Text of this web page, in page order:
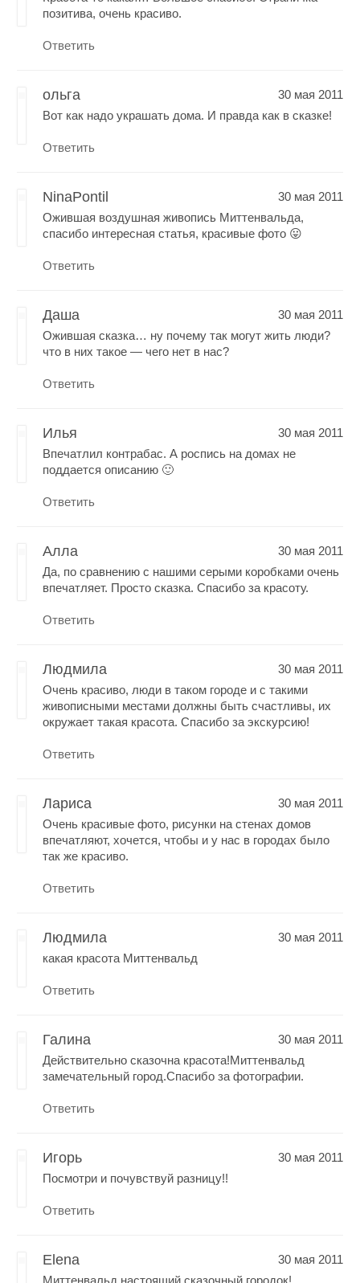
позитива, очень красиво.
Ответить
ольга
30 мая 2011
Вот как надо украшать дома. И правда как в сказке!
Ответить
NinaPontil
30 мая 2011
Ожившая воздушная живопись Миттенвальда,
спасибо интересная статья, красивые фото 😛
Ответить
Даша
30 мая 2011
Ожившая сказка… ну почему так могут жить люди?
что в них такое — чего нет в нас?
Ответить
Илья
30 мая 2011
Впечатлил контрабас. А роспись на домах не
поддается описанию 🙂
Ответить
Алла
30 мая 2011
Да, по сравнению с нашими серыми коробками очень
впечатляет. Просто сказка. Спасибо за красоту.
Ответить
Людмила
30 мая 2011
Очень красиво, люди в таком городе и с такими
живописными местами должны быть счастливы, их
окружает такая красота. Спасибо за экскурсию!
Ответить
Лариса
30 мая 2011
Очень красивые фото, рисунки на стенах домов
впечатляют, хочется, чтобы и у нас в городах было
так же красиво.
Ответить
Людмила
30 мая 2011
какая красота Миттенвальд
Ответить
Галина
30 мая 2011
Действительно сказочна красота!Миттенвальд
замечательный город.Спасибо за фотографии.
Ответить
Игорь
30 мая 2011
Посмотри и почувствуй разницу!!
Ответить
Elena
30 мая 2011